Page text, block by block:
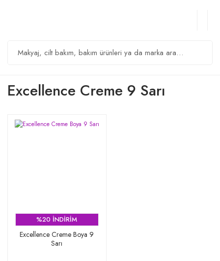
Excellence Creme 9 Sarı
%20 İNDİRİM
Excellence Creme Boya 9
Sarı